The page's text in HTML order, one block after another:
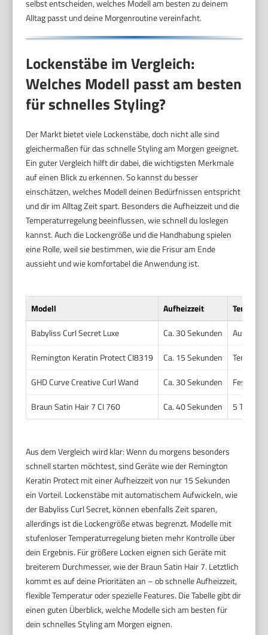
selbst entscheiden, welches Modell am besten zu deinem
Alltag passt und deine Morgenroutine vereinfacht.
Lockenstäbe im Vergleich:
Welches Modell passt am besten
für schnelles Styling?
Der Markt bietet viele Lockenstäbe, doch nicht alle sind
gleichermaßen für das schnelle Styling am Morgen geeignet.
Ein guter Vergleich hilft dir dabei, die wichtigsten Merkmale
auf einen Blick zu erkennen. So kannst du besser
einschätzen, welches Modell deinen Bedürfnissen entspricht
und dir im Alltag Zeit spart. Besonders die Aufheizzeit und die
Temperaturregelung beeinflussen, wie schnell du loslegen
kannst. Auch die Lockengröße und die Handhabung spielen
eine Rolle, weil sie bestimmen, wie die Frisur am Ende
aussieht und wie komfortabel die Anwendung ist.
Modell Aufheizzeit
Babyliss Curl Secret Luxe
Ca. 30 Sekunden
Remington Keratin Protect CI8319
Ca. 15 Sekunden
GHD Curve Creative Curl Wand
Ca. 30 Sekunden
Fest
Braun Satin Hair 7 CI 760
Ca. 40 Sekunden 5
Aus dem Vergleich wird klar: Wenn du morgens besonders
schnell starten möchtest, sind Geräte wie der Remington
Keratin Protect mit einer Aufheizzeit von nur 15 Sekunden
ein Vorteil. Lockenstäbe mit automatischem Aufwickeln, wie
der Babyliss Curl Secret, können ebenfalls Zeit sparen,
allerdings ist die Lockengröße etwas begrenzt. Modelle mit
stufenloser Temperaturregelung bieten mehr Kontrolle über
dein Ergebnis. Für größere Locken eignen sich Geräte mit
breiterem Durchmesser, wie der Braun Satin Hair 7. Letztlich
kommt es auf deine Prioritäten an – ob schnelle Aufheizzeit,
flexible Temperatur oder spezielle Features. Die Tabelle gibt dir
einen guten Überblick, welche Modelle sich am besten für
dein schnelles Styling am Morgen eignen.